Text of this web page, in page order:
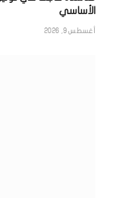
الأساسي
أغسطس 9, 2026